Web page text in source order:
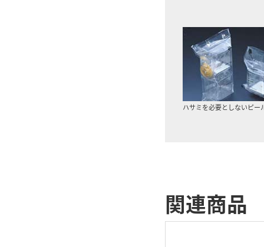
ハサミを必要としないピー
関連商品